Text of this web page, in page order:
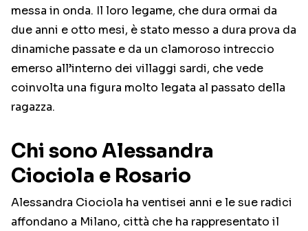
messa in onda. Il loro legame, che dura ormai da
due anni e otto mesi, è stato messo a dura prova da
dinamiche passate e da un clamoroso intreccio
emerso all’interno dei villaggi sardi, che vede
coinvolta una figura molto legata al passato della
ragazza.
Chi sono Alessandra
Ciociola e Rosario
Alessandra Ciociola ha ventisei anni e le sue radici
affondano a Milano, città che ha rappresentato il